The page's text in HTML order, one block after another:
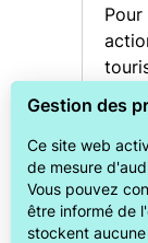
des
Gestion des
Ce site web
de mesure
Vous pouvez
être informé de
stockent